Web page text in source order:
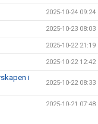
2025-10-24 09:24
2025-10-23 08:03
2025-10-22 21:19
2025-10-22 12:42
i
2025-10-22 08:33
2025-10-21 07:48